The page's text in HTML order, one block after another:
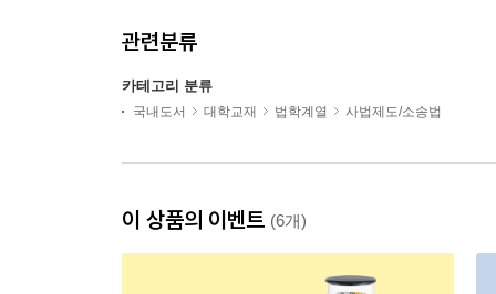
관련분류
카테고리 분류
국내도서 대학교재 법학계열 사법제도/소송법
이 상품의 이벤트 (6개)